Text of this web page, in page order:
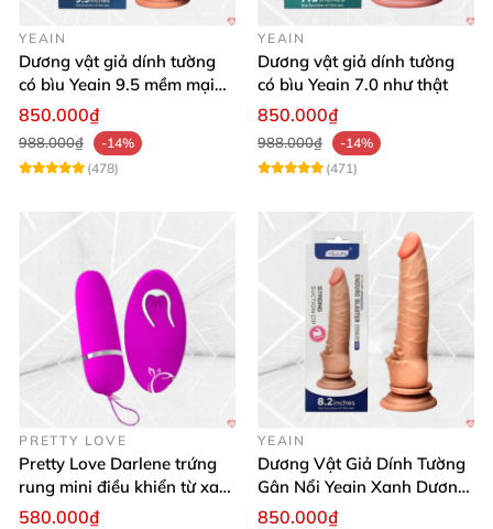
YEAIN
Dương vật giả dính tường
có bìu Yeain 9.5 mềm mại
thật
850.000₫
988.000₫
-14%
(478)
YEAIN
Dương vật giả dính tường
có bìu Yeain 7.0 như thật
850.000₫
988.000₫
-14%
(471)
PRETTY LOVE
Pretty Love Darlene trứng
rung mini điều khiển từ xa
12 chế độ rung mạnh
580.000₫
YEAIN
Dương Vật Giả Dính Tường
Gân Nổi Yeain Xanh Dương
8.2 Siêu Thật
850.000₫